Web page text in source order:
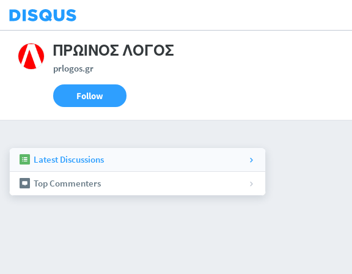
ΠΡΩΙΝΟΣ ΛΟΓΟΣ
prlogos.gr
Follow
Latest Discussions
Top Commenters